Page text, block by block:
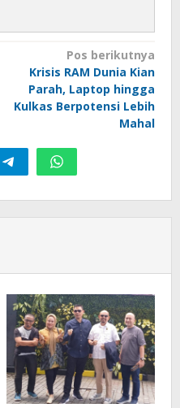
Pos berikutnya
Krisis RAM Dunia Kian
Parah, Laptop hingga
Kulkas Berpotensi Lebih
Mahal